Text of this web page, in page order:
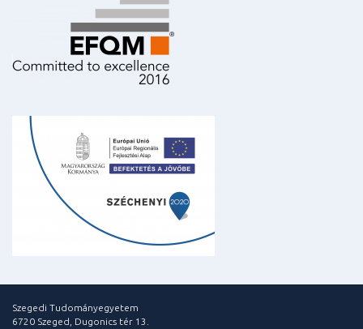
Szegedi Tudományegyetem
6720 Szeged, Dugonics tér 13.